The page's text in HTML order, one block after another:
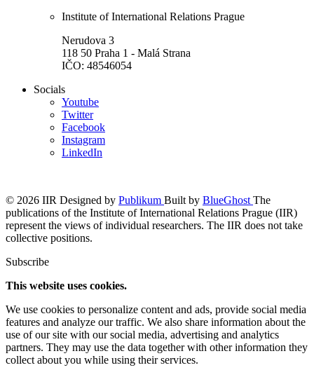
Institute of International Relations Prague
Nerudova 3
118 50 Praha 1 - Malá Strana
IČO: 48546054
Socials
Youtube
Twitter
Facebook
Instagram
LinkedIn
© 2026 IIR Designed by Publikum Built by BlueGhost The
publications of the Institute of International Relations Prague (IIR)
represent the views of individual researchers. The IIR does not take
collective positions.
Subscribe
This website uses cookies.
We use cookies to personalize content and ads, provide social media
features and analyze our traffic. We also share information about the
use of our site with our social media, advertising and analytics
partners. They may use the data together with other information they
collect about you while using their services.